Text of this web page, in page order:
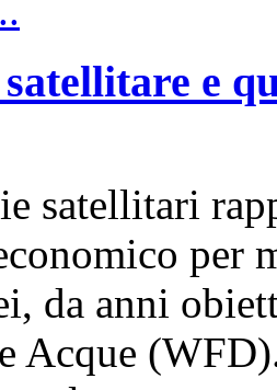
e
satellitari
per
da anni
Acque